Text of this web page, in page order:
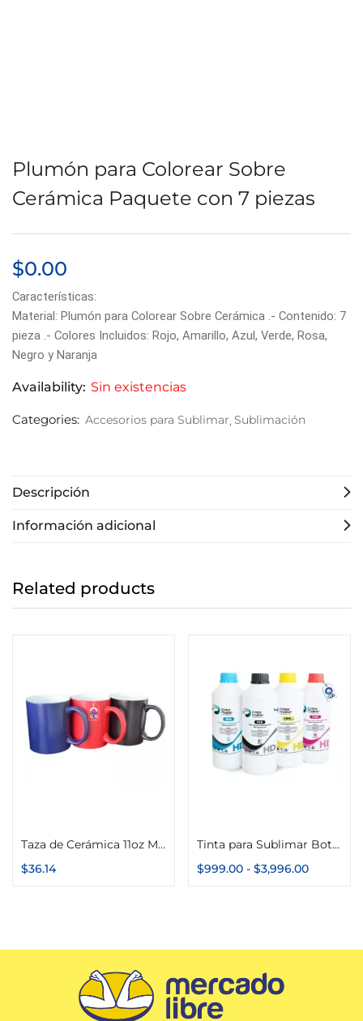
Plumón para Colorear Sobre
Cerámica Paquete con 7 piezas
$0.00
Características:
Material: Plumón para Colorear Sobre Cerámica .- Contenido: 7
pieza .- Colores Incluidos: Rojo, Amarillo, Azul, Verde, Rosa,
Negro y Naranja
Availability: Sin existencias
Categories: Accesorios para Sublimar Sublimación
Descripción
Información adicional
Related products
Taza de Cerámica 11oz Mágica
$36.14
Tinta para Sublimar Botella 1kg Color Make
$999.00 - $3,996.00